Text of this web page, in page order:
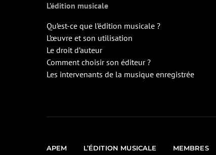
L’édition musicale
Qu’est-ce que l’édition musicale ?
L’œuvre et son utilisation
Le droit d’auteur
Comment choisir son éditeur ?
Les intervenants de la musique enregistrée
APEM L’ÉDITION MUSICALE MEMBRES